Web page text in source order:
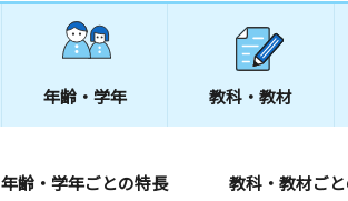
金 土
東京都北区赤羽西１丁目３６－１ 赤羽幼稚園
月 火 金 土
日
年齢・学年 教科・教材
年齢・学年ごとの特長 教科・教材ご